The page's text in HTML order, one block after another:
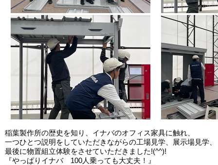
稲葉製作所の歴史を知り、イナバのオフィス家具に触れ、
一つひとつ説明をしていただきながらの工場見学、展示場見学、
最後に物置組立体験をさせていただきました!(^^)!
『やっぱりイナバ 100人乗っても大丈夫！』